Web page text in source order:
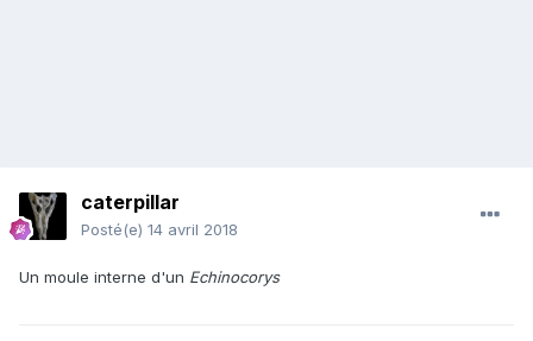
caterpillar
Posté(e) 14 avril 2018
Un moule interne d'un Echinocorys